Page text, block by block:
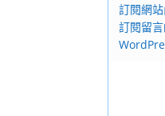
訂閱網
訂閱留